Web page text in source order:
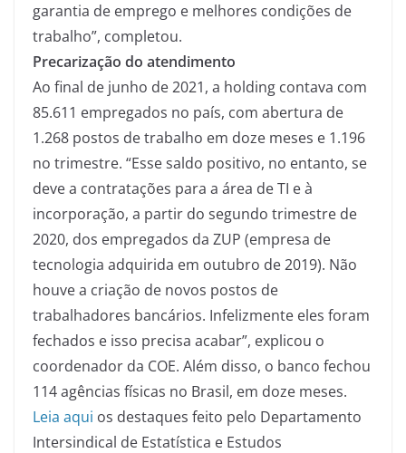
garantia de emprego e melhores condições de
trabalho”, completou.
Precarização do atendimento
Ao final de junho de 2021, a holding contava com
85.611 empregados no país, com abertura de
1.268 postos de trabalho em doze meses e 1.196
no trimestre. “Esse saldo positivo, no entanto, se
deve a contratações para a área de TI e à
incorporação, a partir do segundo trimestre de
2020, dos empregados da ZUP (empresa de
tecnologia adquirida em outubro de 2019). Não
houve a criação de novos postos de
trabalhadores bancários. Infelizmente eles foram
fechados e isso precisa acabar”, explicou o
coordenador da COE. Além disso, o banco fechou
114 agências físicas no Brasil, em doze meses.
Leia aqui os destaques feito pelo Departamento
Intersindical de Estatística e Estudos